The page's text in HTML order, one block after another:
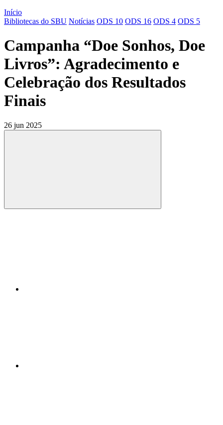
Início
Bibliotecas do SBU Notícias ODS 10 ODS 16 ODS 4 ODS 5
Campanha “Doe Sonhos, Doe
Livros”: Agradecimento e
Celebração dos Resultados
Finais
26 jun 2025
Compartilhar